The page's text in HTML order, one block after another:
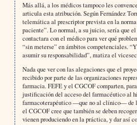
Más allá, a los médicos tampoco les
articula esta atribución. Según Fernández
telemática al prescriptor prevista en la
paciente”. Lo normal, a su juicio, sería que
contactara con el médico para ver qué
“sin meterse” en ámbitos competenciales.
asumir su responsabilidad”, matiza el
Nada que ver con las alegaciones que el
recibido por parte de las organizaciones
farmacia. FEFE y el CGCOF comparten,
justificación del acceso del farmacéutico al
farmacoterapéutico —que no al clínico— de
el CGCOF cree que también se deben
vienen produciendo en la práctica, y dar así